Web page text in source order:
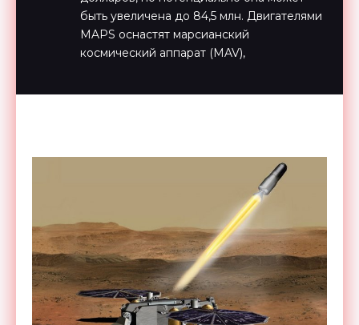
быть увеличена до 84,5 млн. Двигателями
MAPS оснастят марсианский
космический аппарат (MAV),